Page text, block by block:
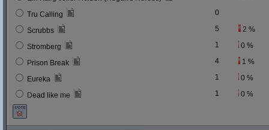
Tru Calling 0
Scrubbs 5 2 %
Stromberg 1 0 %
Prison Break 4 1 %
Eureka 1 0 %
Dead like me 1 0 %